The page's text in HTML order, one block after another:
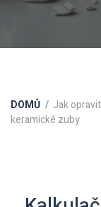
DOMŮ
Jak
keramické zuby